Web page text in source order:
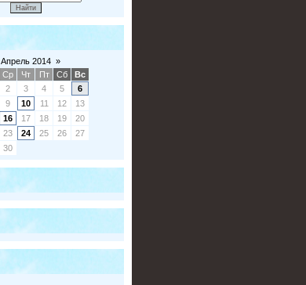
Апрель 2014 »
Ср Чт Пт Сб
Вс
2 3 4 5
6
9 10 11 12
13
16 17 18 19
20
23 24 25 26
27
30